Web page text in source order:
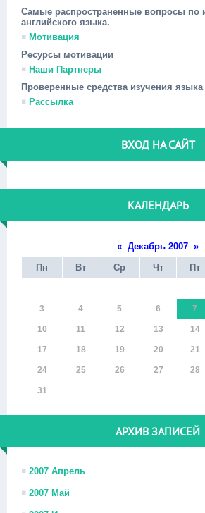
Самые распространенные вопросы по
английского языка.
Мотивация
Ресурсы мотивации
Наши Партнеры
Проверенные средства изучения языка
Рассылка
ВХОД НА САЙТ
КАЛЕНДАРЬ
« Декабрь 2007 »
Пн
Вт Ср Чт Пт
3 4 5 6 7
10 11 12 13 14
17 18 19 20 21
24 25 26 27 28
31
АРХИВ ЗАПИСЕЙ
2007 Апрель
2007 Май